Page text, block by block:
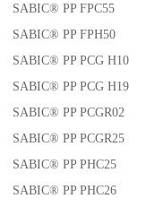
SABIC® PP FPC55
SABIC® PP FPH50
SABIC® PP PCG H10
SABIC® PP PCG H19
SABIC® PP PCGR02
SABIC® PP PCGR25
SABIC® PP PHC25
SABIC® PP PHC26